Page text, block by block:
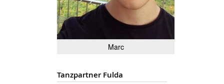
Marc
Tanzpartner Fulda